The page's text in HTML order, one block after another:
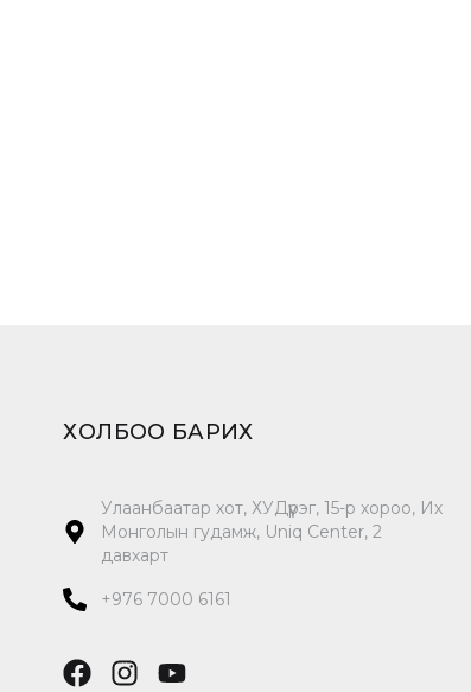
ХОЛБОО БАРИХ
Улаанбаатар хот, ХУДүүрэг, 15-р хороо, Их
Монголын гудамж, Uniq Center, 2
давхарт
+976 7000 6161